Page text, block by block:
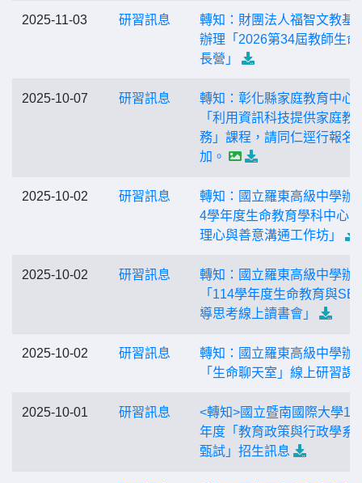
2025-11-03 研習訊息
轉知：財團法人福智文教基
辦理「2026第34屆教師生命
長營」
2025-10-07 研習訊息
轉知：彰化縣家庭教育中心
「利用資訊科技提供家庭教
務」課程，請同仁逕行報名
加。
2025-10-02 研習訊息
轉知：國立羅東高級中學辦
4學年度生命教育學科中心
理心與善意溝通工作坊」
2025-10-02 研習訊息
轉知：國立羅東高級中學辦
「114學年度生命教育與
導思考線上讀書會」
2025-10-02 研習訊息
轉知：國立羅東高級中學辦
「生命聊天室」線上研習課
2025-10-01 研習訊息
<轉知>國立暨南國際大學
年度「教育政策與行政學系
甄試」招生訊息